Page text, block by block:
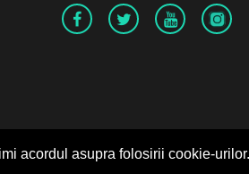
acordul asupra folosirii cookie-urilor.